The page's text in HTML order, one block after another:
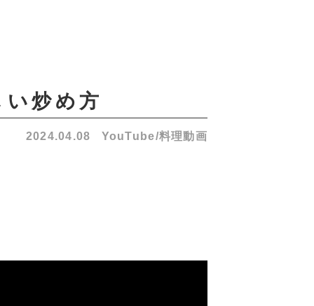
炒め方
2024.04.08 YouTube/料理動画